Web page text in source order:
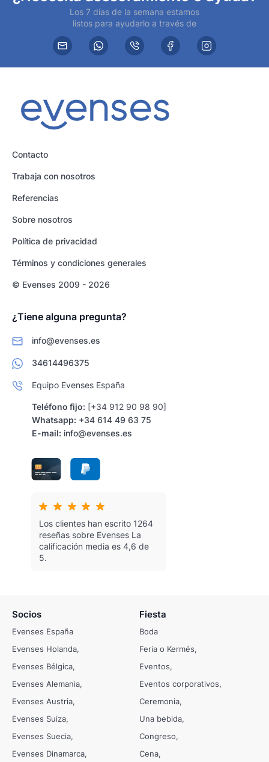
Los 7 días de la semana estamos
listos para ayudarlo a través de
Contacto
Trabaja con nosotros
Referencias
Sobre nosotros
Política de privacidad
Términos y condiciones generales
© Evenses 2009 - 2026
¿Tiene alguna pregunta?
info@evenses.es
34614496375
Equipo Evenses España
Teléfono fijo: [+34 912 90 98 90]
Whatsapp: +34 614 49 63 75
E-mail: info@evenses.es
Los clientes han escrito 1264
reseñas sobre Evenses La
calificación media es 4,6 de
5.
Socios
Evenses España
Evenses Holanda
Evenses Bélgica
Evenses Alemania
Evenses Austria
Evenses Suiza
Evenses Suecia
Evenses Dinamarca
Fiesta
Boda
Feria o Kermés
Eventos
Eventos corporativos
Ceremonia
Una bebida
Congreso
Cena